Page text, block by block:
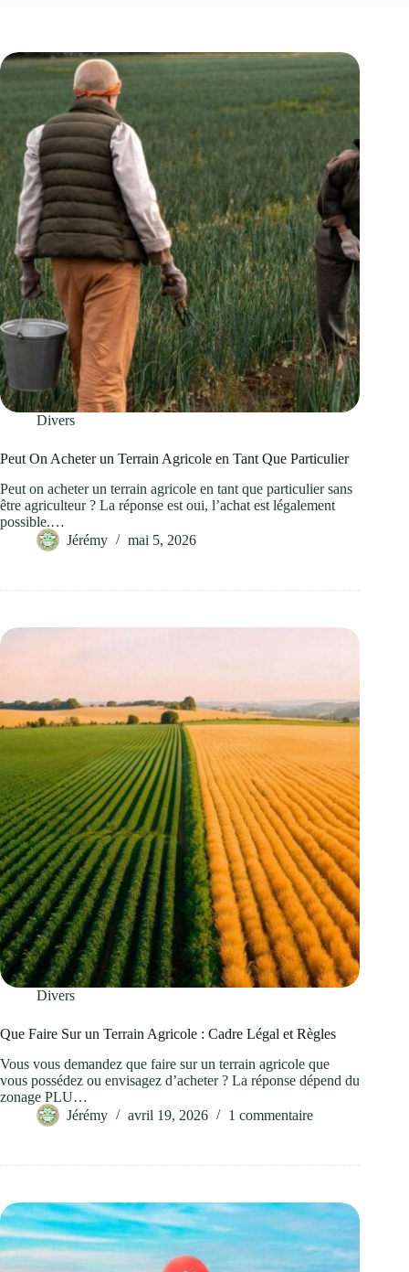
Divers
Peut On Acheter un Terrain Agricole en Tant Que Particulier
Peut on acheter un terrain agricole en tant que particulier sans
être agriculteur ? La réponse est oui, l’achat est légalement
possible.…
Jérémy
mai 5, 2026
Divers
Que Faire Sur un Terrain Agricole : Cadre Légal et Règles
Vous vous demandez que faire sur un terrain agricole que
vous possédez ou envisagez d’acheter ? La réponse dépend du
zonage PLU…
Jérémy
avril 19, 2026 1 commentaire